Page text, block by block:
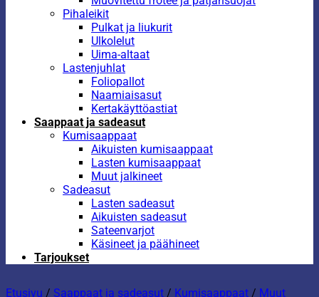
Pihaleikit
Pulkat ja liukurit
Ulkolelut
Uima-altaat
Lastenjuhlat
Foliopallot
Naamiaisasut
Kertakäyttöastiat
Saappaat ja sadeasut
Kumisaappaat
Aikuisten kumisaappaat
Lasten kumisaappaat
Muut jalkineet
Sadeasut
Lasten sadeasut
Aikuisten sadeasut
Sateenvarjot
Käsineet ja päähineet
Tarjoukset
Etusivu / Saappaat ja sadeasut / Kumisaappaat / Muut